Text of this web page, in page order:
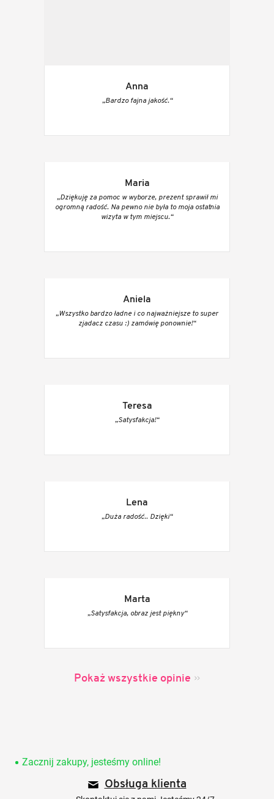
Anna
„Bardzo fajna jakość.“
Maria
„Dziękuję za pomoc w wyborze, prezent sprawił mi
ogromną radość. Na pewno nie była to moja ostatnia
wizyta w tym miejscu.“
Aniela
„Wszystko bardzo ładne i co najważniejsze to super
zjadacz czasu :) zamówię ponownie!“
Teresa
„Satysfakcja!“
Lena
„Duża radość.. Dzięki“
Marta
„Satysfakcja, obraz jest piękny“
Pokaż wszystkie opinie
Zacznij zakupy, jesteśmy online!
Obsługa klienta